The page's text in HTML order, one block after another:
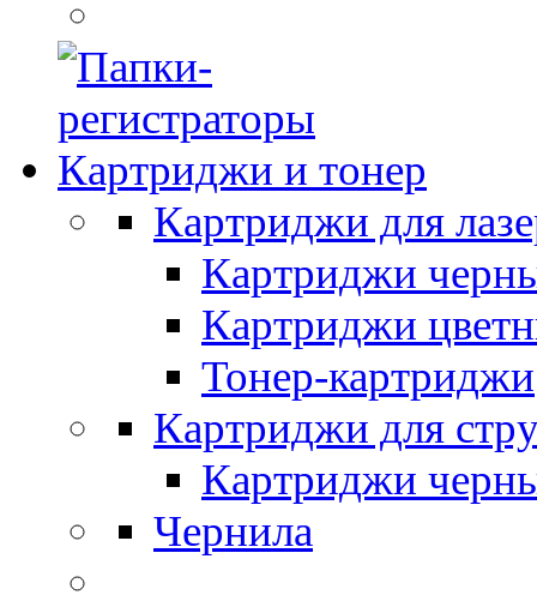
Картриджи и тонер
Картриджи для
Картриджи
Картриджи
Тонер-картриджи
Картриджи для
Картриджи
Чернила